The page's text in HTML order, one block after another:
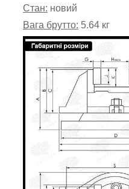
Стан: новий
Вага брутто: 5.64 кг